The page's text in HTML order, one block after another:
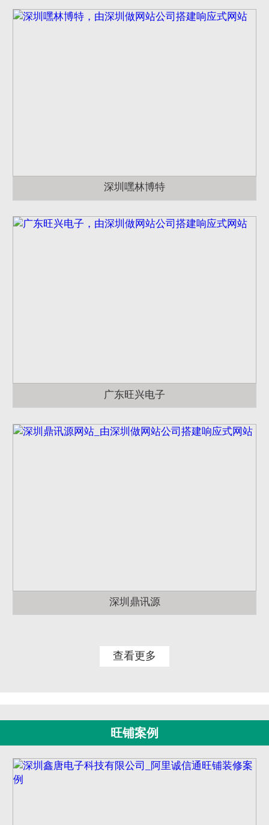
深圳嘿林博特
广东旺兴电子
深圳鼎讯源
查看更多
旺铺案例